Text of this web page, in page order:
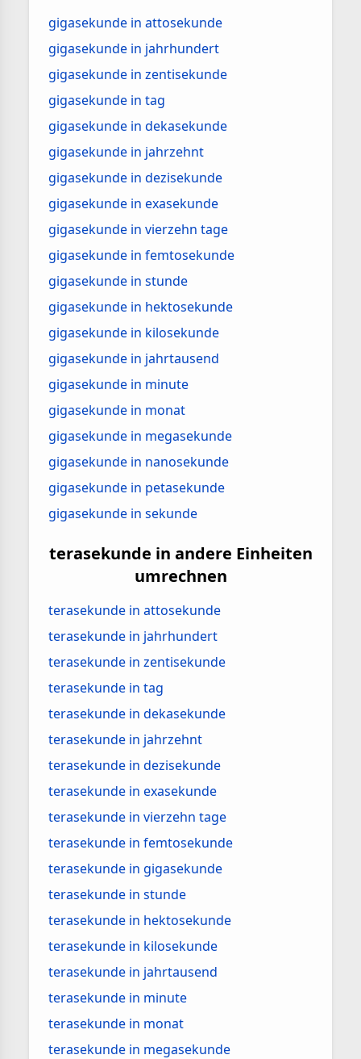
gigasekunde in attosekunde
gigasekunde in jahrhundert
gigasekunde in zentisekunde
gigasekunde in tag
gigasekunde in dekasekunde
gigasekunde in jahrzehnt
gigasekunde in dezisekunde
gigasekunde in exasekunde
gigasekunde in vierzehn tage
gigasekunde in femtosekunde
gigasekunde in stunde
gigasekunde in hektosekunde
gigasekunde in kilosekunde
gigasekunde in jahrtausend
gigasekunde in minute
gigasekunde in monat
gigasekunde in megasekunde
gigasekunde in nanosekunde
gigasekunde in petasekunde
gigasekunde in sekunde
terasekunde in andere Einheiten
umrechnen
terasekunde in attosekunde
terasekunde in jahrhundert
terasekunde in zentisekunde
terasekunde in tag
terasekunde in dekasekunde
terasekunde in jahrzehnt
terasekunde in dezisekunde
terasekunde in exasekunde
terasekunde in vierzehn tage
terasekunde in femtosekunde
terasekunde in gigasekunde
terasekunde in stunde
terasekunde in hektosekunde
terasekunde in kilosekunde
terasekunde in jahrtausend
terasekunde in minute
terasekunde in monat
terasekunde in megasekunde